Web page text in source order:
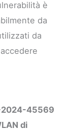
è
da
da
2024-45569
di